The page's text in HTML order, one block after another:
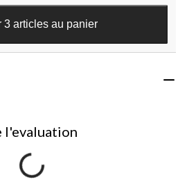
3 articles au panier
l'evaluation